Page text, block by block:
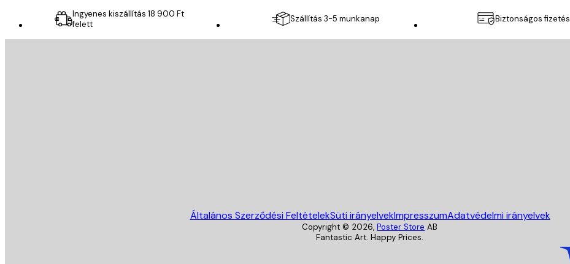
Ingyenes kiszállítás 18 900 Ft
felett
Szállítás 3-5 munkanap Biztonságos fizetés
Általános Szerződési FeltételekSüti irányelvekImpresszumAdatvédelmi irányelvek
Copyright © 2026, Poster Store AB
Fantastic Art. Happy Prices.